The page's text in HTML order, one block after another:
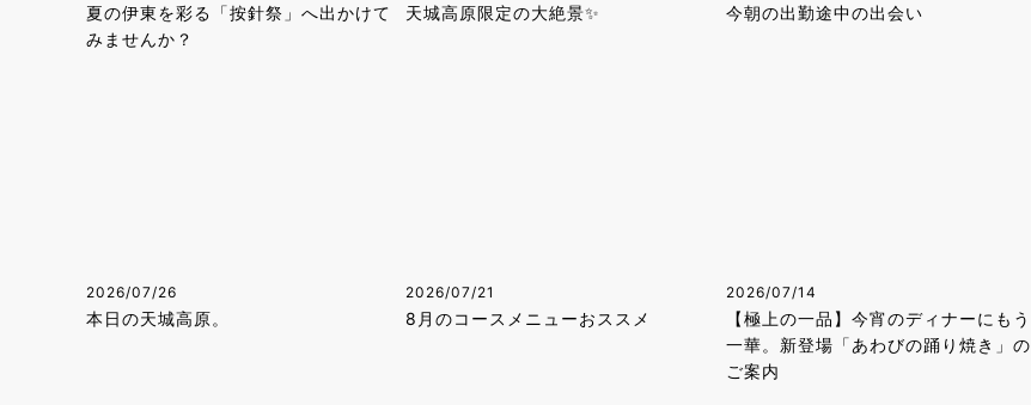
夏の伊東を彩る「按針祭」へ出かけて
みませんか？
天城高原限定の大絶景✨ 今朝の出勤途中の出会い
2026/07/26
本日の天城高原。
2026/07/21
8月のコースメニューおススメ
2026/07/14
【極上の一品】今宵のディナーにもう
一華。新登場「あわびの踊り焼き」の
ご案内